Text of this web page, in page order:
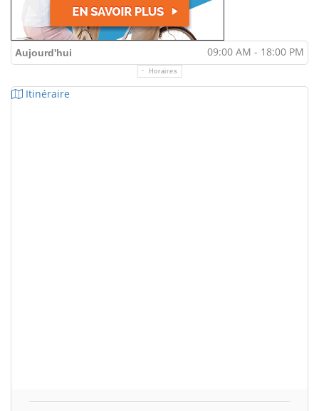
Aujourd'hui 09:00 AM - 18:00 PM
Horaires
Itinéraire